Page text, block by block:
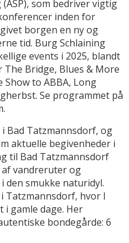
som bedriver vigtig
inden for
borgen en ny og
tid. Burg Schlaining
events i 2025, blandt
Bridge, Blues & More
Show to ABBA, Long
Se programmet på
Bad Tatzmannsdorf, og
aktuelle begivenheder i
til Bad Tatzmannsdorf
vandreruter og
den smukke naturidyl.
Tatzmannsdorf, hvor I
i gamle dage. Her
bondegårde: 6